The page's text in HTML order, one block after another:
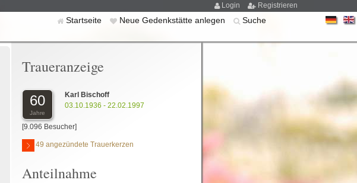
Login Registrieren
Startseite Neue Gedenkstätte anlegen Suche
Traueranzeige
60
Jahre
Karl Bischoff
03.10.1936 - 22.02.1997
[9.096 Besucher]
49 angezündete Trauerkerzen
Anteilnahme